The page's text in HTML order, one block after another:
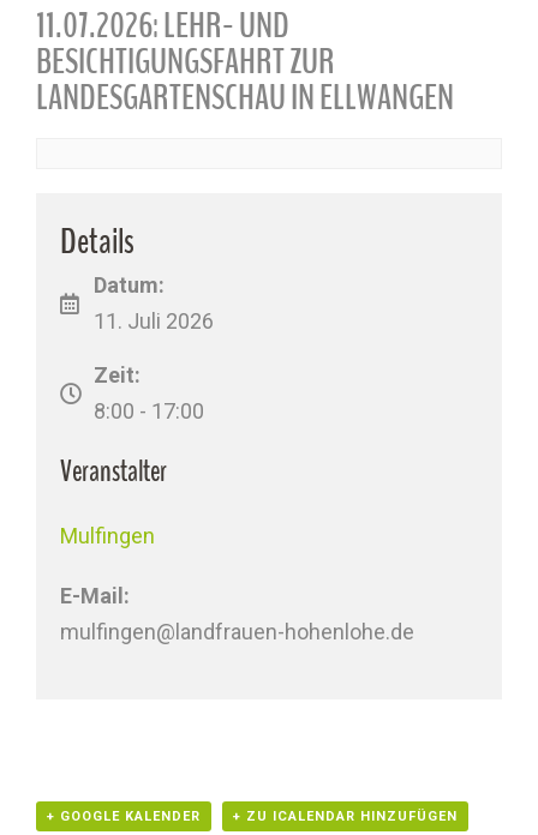
11.07.2026: LEHR- UND
BESICHTIGUNGSFAHRT ZUR
LANDESGARTENSCHAU IN ELLWANGEN
Details
Datum:
11. Juli 2026
Zeit:
8:00 - 17:00
Veranstalter
Mulfingen
E-Mail:
mulfingen@landfrauen-hohenlohe.de
+ GOOGLE KALENDER + ZU ICALENDAR HINZUFÜGEN